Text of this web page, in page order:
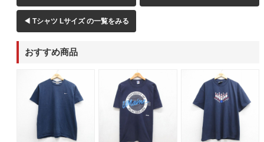
◀ Tシャツ Lサイズ の一覧をみる
おすすめ商品